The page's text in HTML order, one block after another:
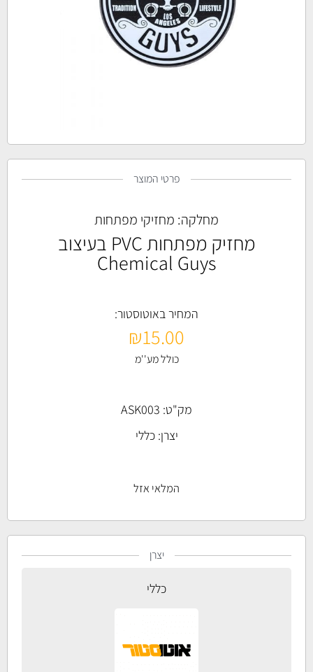
פרטי המוצר
מחלקה: מחזיקי מפתחות
מחזיק מפתחות PVC בעיצוב
Chemical Guys
המחיר באוטוסטור:
₪15.00
כולל מע''מ
מק"ט: ASK003
יצרן:כללי
המלאי אזל
יצרן
כללי